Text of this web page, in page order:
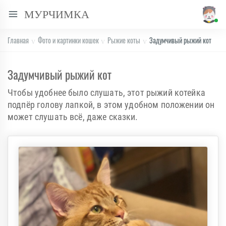
МУРЧИМКА
Главная Фото и картинки кошек Рыжие коты Задумчивый рыжий кот
Задумчивый рыжий кот
Чтобы удобнее было слушать, этот рыжий котейка
подпёр голову лапкой, в этом удобном положении он
может слушать всё, даже сказки.